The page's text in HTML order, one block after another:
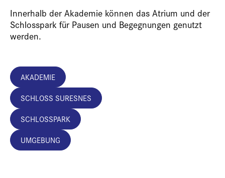
Innerhalb der Akademie können das Atrium und der
Schlosspark für Pausen und Begegnungen genutzt
werden.
AKADEMIE
SCHLOSS SURESNES
SCHLOSSPARK
UMGEBUNG